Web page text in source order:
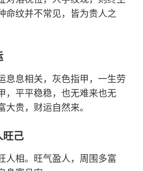
命纹并不常见，皆为贵人之
息息相关，灰色指甲，一生劳
，平平稳稳，也无难来也无
大贵，财运自然来。
旺己
人相。旺气盈人，周围多富